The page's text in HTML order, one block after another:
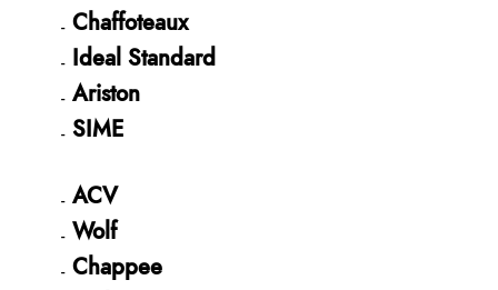
Chaffoteaux
Ideal Standard
Ariston
SIME
ACV
Wolf
Chappee